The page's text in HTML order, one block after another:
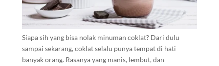
Siapa sih yang bisa nolak minuman coklat? Dari dulu
sampai sekarang, coklat selalu punya tempat di hati
banyak orang. Rasanya yang manis, lembut, dan